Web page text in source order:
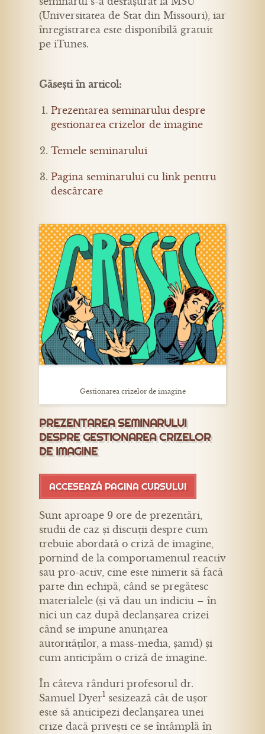
(Universitatea de Stat din Missouri), iar
înregistrarea este disponibilă gratuit
pe iTunes.
Găsești în articol:
Prezentarea seminarului despre
gestionarea crizelor de imagine
Temele seminarului
Pagina seminarului cu link pentru
descărcare
Gestionarea crizelor de imagine
PREZENTAREA SEMINARULUI
DESPRE GESTIONAREA CRIZELOR
DE IMAGINE
ACCESEAZĂ PAGINA CURSULUI
Sunt aproape 9 ore de prezentări,
studii de caz și discuții despre cum
trebuie abordată o criză de imagine,
pornind de la comportamentul reactiv
sau pro-activ, cine este nimerit să facă
parte din echipă, când se pregătesc
materialele (și vă dau un indiciu – în
nici un caz după declanșarea crizei
când se impune anunțarea
autorităților, a mass-media, șamd) și
cum anticipăm o criză de imagine.
În câteva rânduri profesorul dr.
Samuel Dyer1 sesizează cât de ușor
este să anticipezi declanșarea unei
crize dacă privești ce se întâmplă în